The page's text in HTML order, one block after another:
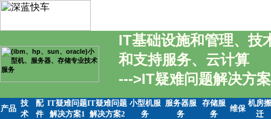
IT基础设施和管理、技
和支持服务、云计算
--->IT疑难问题解决方案
产品
技
术
配
件
IT疑难问题
解决方案1
IT疑难问题
解决方案2
小型机服
务
服务器服
务
存储服
务
维保
机房搬
迁